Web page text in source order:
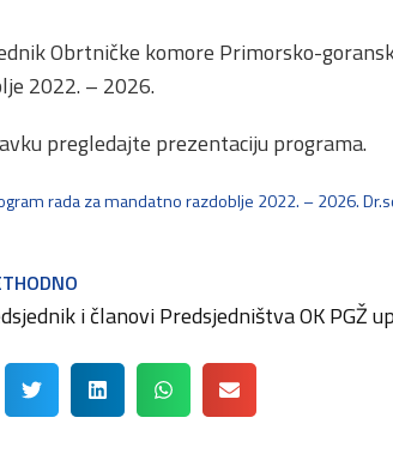
Obrtničke komore Primorsko-
2022. – 2026.
pregledajte prezentaciju programa.
rada za mandatno razdoblje 2022. – 2026.